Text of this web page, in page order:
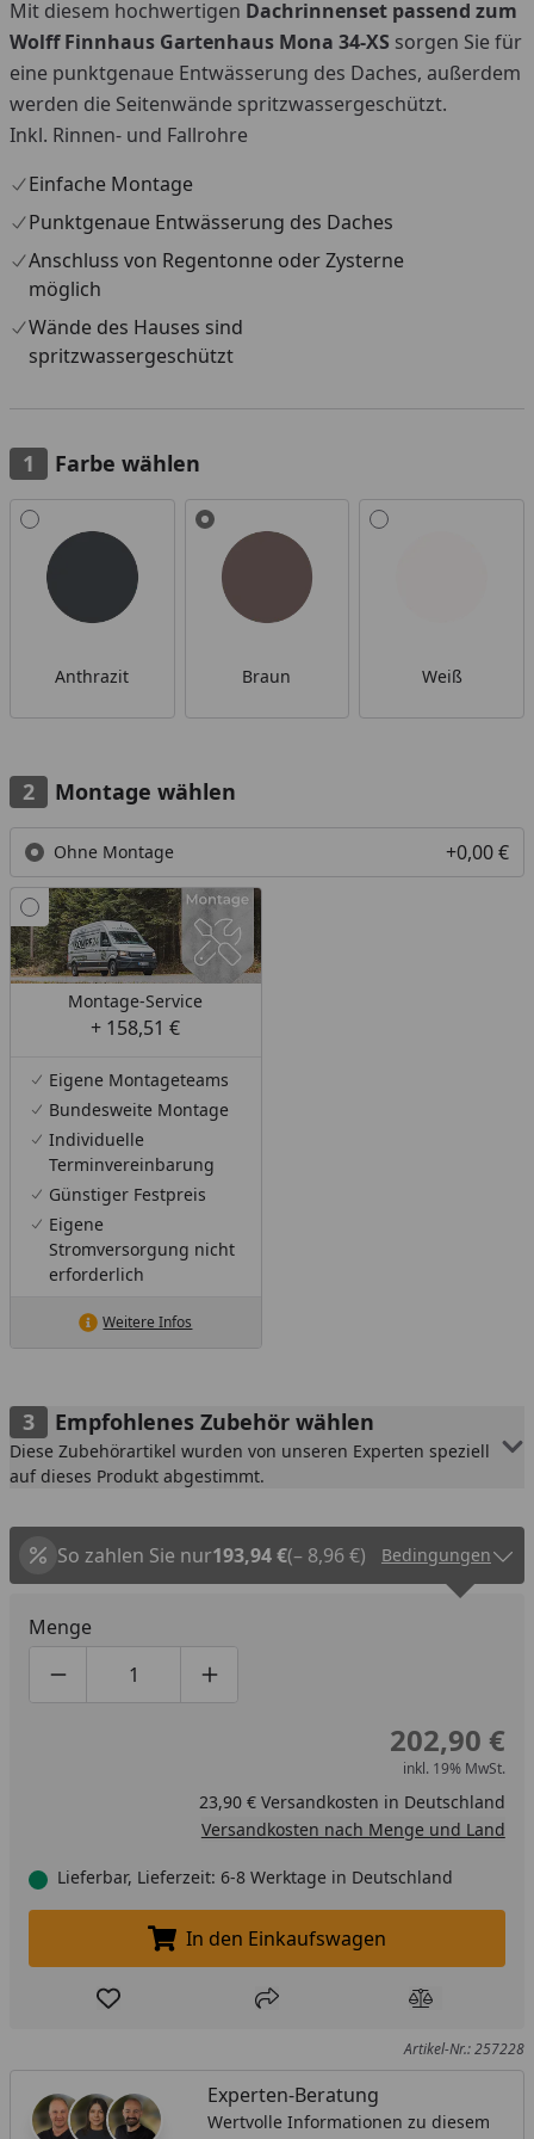
Mit diesem hochwertigen Dachrinnenset passend zum
Wolff Finnhaus Gartenhaus Mona 34-XS sorgen Sie für
eine punktgenaue Entwässerung des Daches, außerdem
werden die Seitenwände spritzwassergeschützt.
Inkl. Rinnen- und Fallrohre
Einfache Montage
Punktgenaue Entwässerung des Daches
Anschluss von Regentonne oder Zysterne
möglich
Wände des Hauses sind
spritzwassergeschützt
Farbe wählen
Alle anzeigen (3)
Anthrazit Braun Weiß
Montage wählen
Ohne Montage +0,00 €
Montage-Service
+ 158,51 €
Eigene Montageteams
Bundesweite Montage
Individuelle
Terminvereinbarung
Günstiger Festpreis
Eigene
Stromversorgung nicht
erforderlich
Weitere Infos
Empfohlenes Zubehör wählen
Diese Zubehörartikel wurden von unseren Experten speziell
auf dieses Produkt abgestimmt.
So zahlen Sie nur193,94 €(– 8,96 €) Bedingungen
Menge
Produktmenge um eins verringern
Produktmenge manuell eingeben
Produktmenge um eins erhöhen
202,90 €
inkl. 19% MwSt.
23,90 € Versandkosten in Deutschland
Versandkosten nach Menge und Land
Lieferbar, Lieferzeit: 6-8 Werktage in Deutschland
In den Einkaufswagen legen
In den Einkaufswagen
Produkt zur Wunschliste hinzufügen
Teilen Produkt
Artikel-Nr.: 257228
Experten-Beratung
Wertvolle Informationen zu diesem